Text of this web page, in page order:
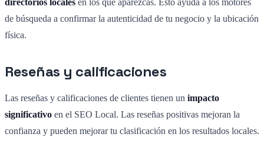
de búsqueda a confirmar la autenticidad de tu negocio y la ubicación
física.
Reseñas y calificaciones
Las reseñas y calificaciones de clientes tienen un impacto
significativo en el SEO Local. Las reseñas positivas mejoran la
confianza y pueden mejorar tu clasificación en los resultados locales.